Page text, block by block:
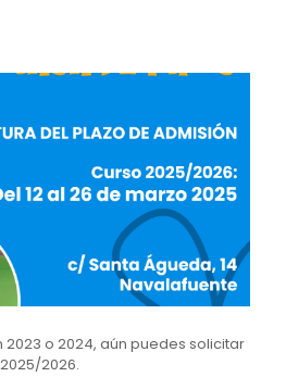
2023 o 2024, aún puedes solicitar
2026.